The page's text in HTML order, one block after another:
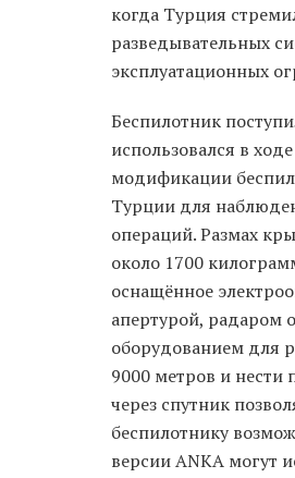
когда Турция
разведывательных
эксплуатационных
Беспилотник
использовался в
модификации
Турции для
операций. Размах
около 1700
оснащённое
апертурой, радаром
оборудованием для
9000 метров и нести
через спутник
беспилотнику
версии ANKA могут